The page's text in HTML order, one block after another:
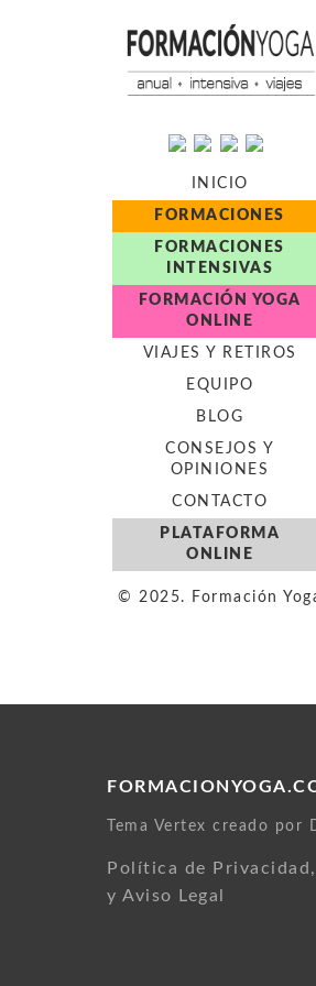
INICIO
FORMACIONES
FORMACIONES
INTENSIVAS
FORMACIÓN YOGA
ONLINE
VIAJES Y RETIROS
EQUIPO
BLOG
CONSEJOS Y
OPINIONES
CONTACTO
PLATAFORMA
ONLINE
© 2025. Formación
Tema Vertex creado por
Política de
y Aviso Legal